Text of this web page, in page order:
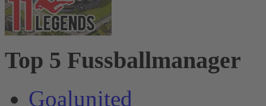
Top 5 Fussballmanager
Goalunited